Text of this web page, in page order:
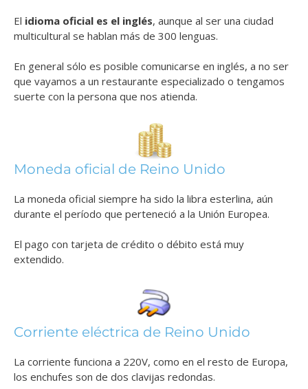
El idioma oficial es el inglés, aunque al ser una ciudad
multicultural se hablan más de 300 lenguas.
En general sólo es posible comunicarse en inglés, a no ser
que vayamos a un restaurante especializado o tengamos
suerte con la persona que nos atienda.
Moneda oficial de Reino Unido
La moneda oficial siempre ha sido la libra esterlina, aún
durante el período que perteneció a la Unión Europea.
El pago con tarjeta de crédito o débito está muy
extendido.
Corriente eléctrica de Reino Unido
La corriente funciona a 220V, como en el resto de Europa,
los enchufes son de dos clavijas redondas.